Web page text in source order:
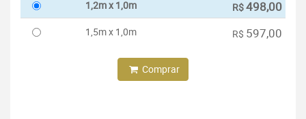
1,2m x 1,0m R$498,00
1,5m x 1,0m R$ 597,00
Comprar